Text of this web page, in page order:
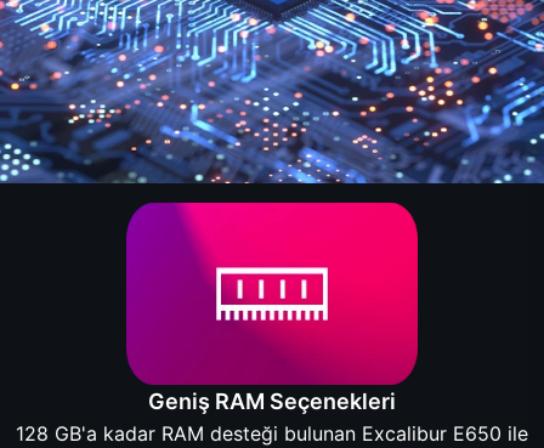
Geniş RAM Seçenekleri
128 GB'a kadar RAM desteği bulunan Excalibur E650 ile